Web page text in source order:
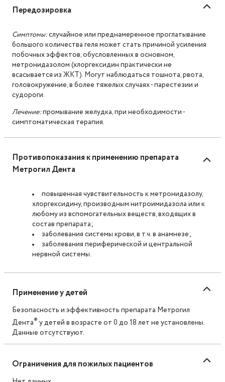
Передозировка
Симптомы:случайное или преднамеренное проглатывание
большого количества геля может стать причиной усиления
побочных эффектов, обусловленных в основном,
метронидазолом (хлоргексидин практически не
всасывается из ЖКТ). Могут наблюдаться тошнота, рвота,
головокружение, в более тяжелых случаях - парестезии и
судороги.
Лечение:промывание желудка, при необходимости -
симптоматическая терапия.
Противопоказания к применению препарата
Метрогил Дента
повышенная чувствительность к метронидазолу,
хлоргексидину, производным нитроимидазола или к
любому из вспомогательных веществ, входящих в
состав препарата;
заболевания системы крови, в т.ч. в анамнезе;
заболевания периферической и центральной
нервной системы.
Применение у детей
Безопасность и эффективность препарата Метрогил
Дента® у детей в возрасте от 0 до 18 лет не установлены.
Данные отсутствуют.
Ограничения для пожилых пациентов